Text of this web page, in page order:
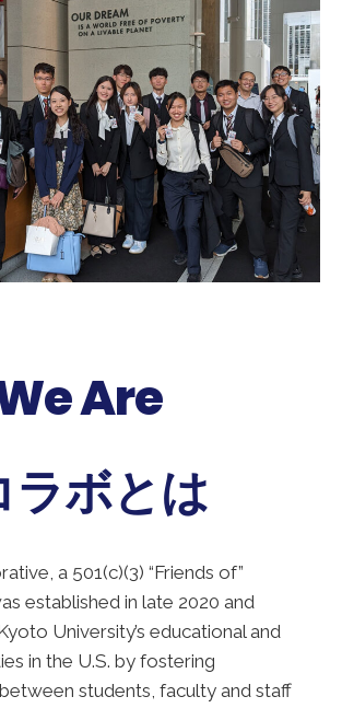
Are
ラボとは
a 501(c)(3) “Friends of”
established in late 2020 and
University’s educational and
in the U.S. by fostering
students, faculty and staff